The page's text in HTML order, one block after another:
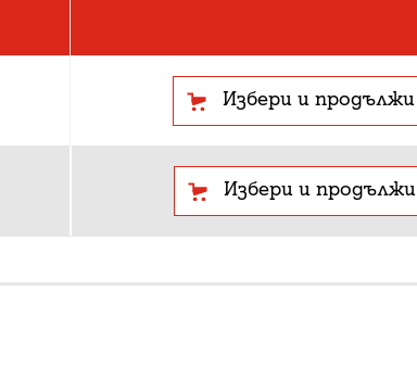
Избери и продължи
Избери и продължи